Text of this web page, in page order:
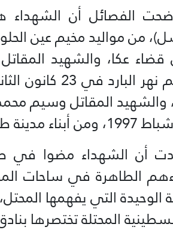
الفصائل أن الشهداء
عكا، والشهيد
والشهيد المقاتل وسيم
أن الشهداء مضوا في
الطاهرة في ساحات
الوحيدة التي يفهمها
المحتلة تختصرها